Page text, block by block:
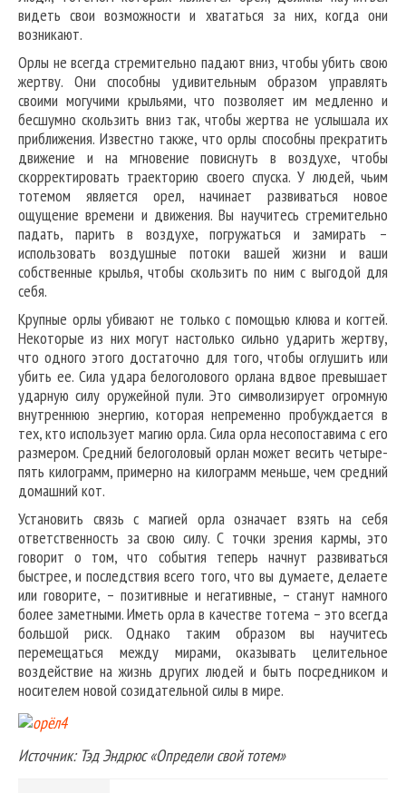
видеть свои возможности и хвататься за них, когда они
возникают.
Орлы не всегда стремительно падают вниз, чтобы убить свою
жертву. Они способны удивительным образом управлять
своими могучими крыльями, что позволяет им медленно и
бесшумно скользить вниз так, чтобы жертва не услышала их
приближения. Известно также, что орлы способны прекратить
движение и на мгновение повиснуть в воздухе, чтобы
скорректировать траекторию своего спуска. У людей, чьим
тотемом является орел, начинает развиваться новое
ощущение времени и движения. Вы научитесь стремительно
падать, парить в воздухе, погружаться и замирать –
использовать воздушные потоки вашей жизни и ваши
собственные крылья, чтобы скользить по ним с выгодой для
себя.
Крупные орлы убивают не только с помощью клюва и когтей.
Некоторые из них могут настолько сильно ударить жертву,
что одного этого достаточно для того, чтобы оглушить или
убить ее. Сила удара белоголового орлана вдвое превышает
ударную силу оружейной пули. Это символизирует огромную
внутреннюю энергию, которая непременно пробуждается в
тех, кто использует магию орла. Сила орла несопоставима с его
размером. Средний белоголовый орлан может весить четыре-
пять килограмм, примерно на килограмм меньше, чем средний
домашний кот.
Установить связь с магией орла означает взять на себя
ответственность за свою силу. С точки зрения кармы, это
говорит о том, что события теперь начнут развиваться
быстрее, и последствия всего того, что вы думаете, делаете
или говорите, – позитивные и негативные, – станут намного
более заметными. Иметь орла в качестве тотема – это всегда
большой риск. Однако таким образом вы научитесь
перемещаться между мирами, оказывать целительное
воздействие на жизнь других людей и быть посредником и
носителем новой созидательной силы в мире.
Источник: Тэд Эндрюс «Определи свой тотем»